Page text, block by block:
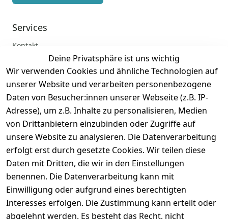
Deine Privatsphäre ist uns wichtig
Wir verwenden Cookies und ähnliche Technologien auf
unserer Website und verarbeiten personenbezogene
Daten von Besucher:innen unserer Webseite (z.B. IP-
Adresse), um z.B. Inhalte zu personalisieren, Medien
von Drittanbietern einzubinden oder Zugriffe auf
unsere Website zu analysieren. Die Datenverarbeitung
erfolgt erst durch gesetzte Cookies. Wir teilen diese
Daten mit Dritten, die wir in den Einstellungen
benennen. Die Datenverarbeitung kann mit
Einwilligung oder aufgrund eines berechtigten
Interesses erfolgen. Die Zustimmung kann erteilt oder
abgelehnt werden. Es besteht das Recht, nicht
Services
Kontakt
Registrieren
Zahlung und Versand